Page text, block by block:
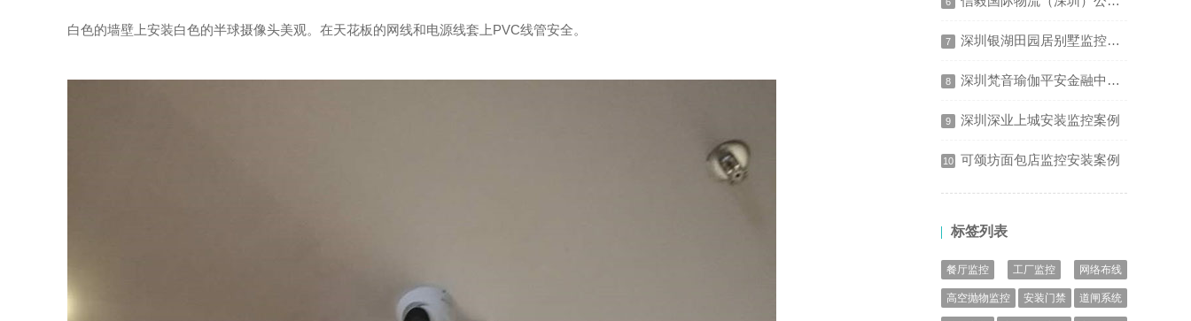
白色的墙壁上安装白色的半球摄像头美观。在天花板的网线和电源线套上PVC线管安全。
6
7 深圳银湖田园居别墅监控安装案例
8 深圳梵音瑜伽平安金融中心店安装监控案例
9 深圳深业上城安装监控案例
10 可颂坊面包店监控安装案例
标签列表
餐厅监控 工厂监控 网络布线
高空抛物监控 安装门禁 道闸系统